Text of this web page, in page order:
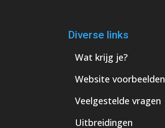
Diverse links
Wat krijg je?
Website voorbeelden
Veelgestelde vragen
Uitbreidingen